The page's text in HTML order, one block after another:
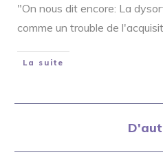
"On nous dit encore: La
comme un trouble de
La suite